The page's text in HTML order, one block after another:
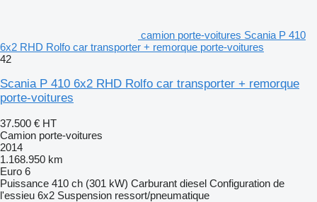
camion porte-voitures Scania P 410
6x2 RHD Rolfo car transporter + remorque porte-voitures
42
Scania P 410 6x2 RHD Rolfo car transporter + remorque
porte-voitures
37.500 € HT
Camion porte-voitures
2014
1.168.950 km
Euro 6
Puissance 410 ch (301 kW) Carburant diesel Configuration de
l'essieu 6x2 Suspension ressort/pneumatique